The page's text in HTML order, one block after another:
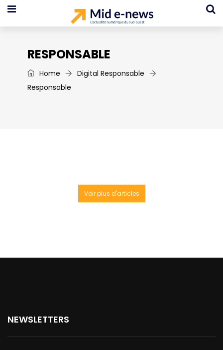
RESPONSABLE
Home
Digital Responsable
Responsable
Voir plus d'articles
NEWSLETTERS